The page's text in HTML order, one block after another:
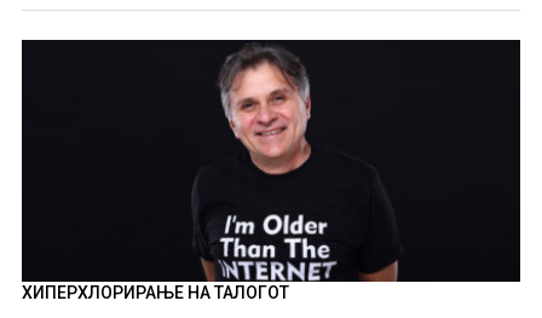
ХИПЕРХЛОРИРАЊЕ НА ТАЛОГОТ